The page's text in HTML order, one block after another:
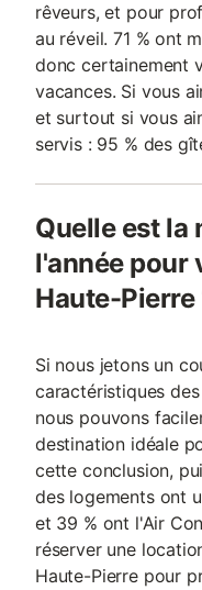
rêveurs, et pour
au réveil. 71 % ont
donc certainement
vacances. Si vous
et surtout si vous
servis : 95 % des
Quelle est la
l'année pour
Haute-Pierre
Si nous jetons un
caractéristiques
nous pouvons
destination idéale
cette conclusion,
des logements ont
et 39 % ont l'Air
réserver une
Haute-Pierre pour